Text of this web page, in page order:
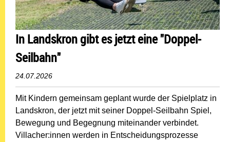
In Landskron gibt es jetzt eine "Doppel-
Seilbahn"
24.07.2026
Mit Kindern gemeinsam geplant wurde der Spielplatz in
Landskron, der jetzt mit seiner Doppel-Seilbahn Spiel,
Bewegung und Begegnung miteinander verbindet.
Villacher:innen werden in Entscheidungsprozesse